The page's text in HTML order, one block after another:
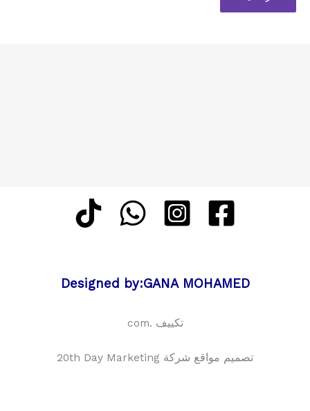
Designed by:GANA MOHAMED
تكييف .com
تصميم مواقع شركة 20th Day Marketing